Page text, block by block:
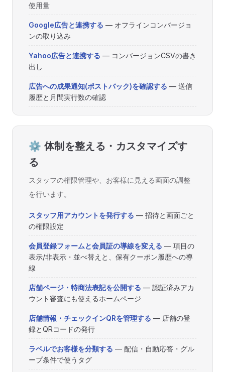
使用量
Google広告と連携する — オフラインコンバージョ
ンの取り込み
Yahoo広告と連携する — コンバージョンCSVの書き
出し
広告への成果通知(ポストバック)を確認する — 送信
履歴と月間実行数の確認
⚙️ 体制を整える・カスタマイズす
る
スタッフの権限管理や、お客様に見える画面の調整
を行います。
スタッフ用アカウントを発行する — 招待と画面ごと
の権限設定
会員登録フォームと会員証の導線を変える — 項目の
表示/非表示・並べ替えと、保有クーポン履歴への導
線
店舗ページ・特商法表記を公開する — 認証済みアカ
ウント審査にも使えるホームページ
店舗情報・チェックインQRを管理する — 店舗の登
録とQRコードの発行
ラベルでお客様を分類する — 配信・自動応答・グル
ープ条件で使うタグ